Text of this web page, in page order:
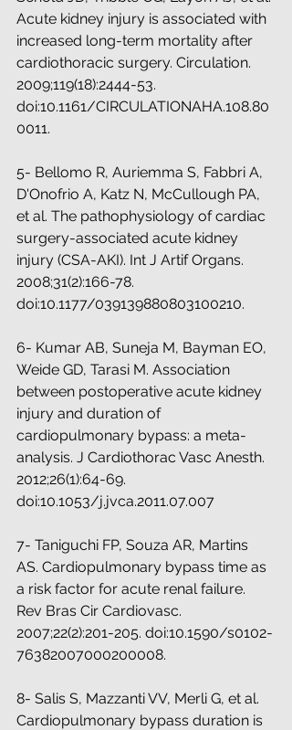
Acute kidney injury is associated with
increased long-term mortality after
cardiothoracic surgery. Circulation.
2009;119(18):2444-53.
doi:10.1161/CIRCULATIONAHA.108.80
0011.
5- Bellomo R, Auriemma S, Fabbri A,
D'Onofrio A, Katz N, McCullough PA,
et al. The pathophysiology of cardiac
surgery-associated acute kidney
injury (CSA-AKI). Int J Artif Organs.
2008;31(2):166-78.
doi:10.1177/039139880803100210.
6- Kumar AB, Suneja M, Bayman EO,
Weide GD, Tarasi M. Association
between postoperative acute kidney
injury and duration of
cardiopulmonary bypass: a meta-
analysis. J Cardiothorac Vasc Anesth.
2012;26(1):64-69.
doi:10.1053/j.jvca.2011.07.007
7- Taniguchi FP, Souza AR, Martins
AS. Cardiopulmonary bypass time as
a risk factor for acute renal failure.
Rev Bras Cir Cardiovasc.
2007;22(2):201-205. doi:10.1590/s0102-
76382007000200008.
8- Salis S, Mazzanti VV, Merli G, et al.
Cardiopulmonary bypass duration is